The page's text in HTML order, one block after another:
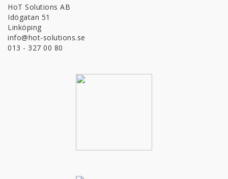
HoT Solutions AB
Idögatan 51
Linköping
info@hot-solutions.se
013 - 327 00 80